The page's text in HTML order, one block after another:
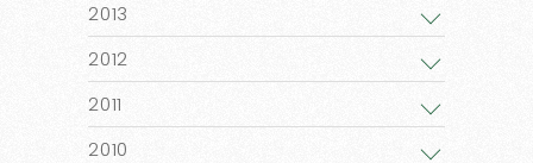
2013
2012
2011
2010